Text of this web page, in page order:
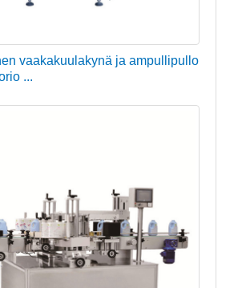
vaakakuulakynä ja ampullipullo
...